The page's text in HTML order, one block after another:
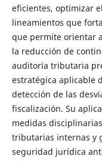
eficientes, optimizar
lineamientos que
que permite orientar
la reducción de
auditoría tributaria
estratégica aplicable
detección de las
fiscalización. Su
medidas
tributarias internas y
seguridad jurídica